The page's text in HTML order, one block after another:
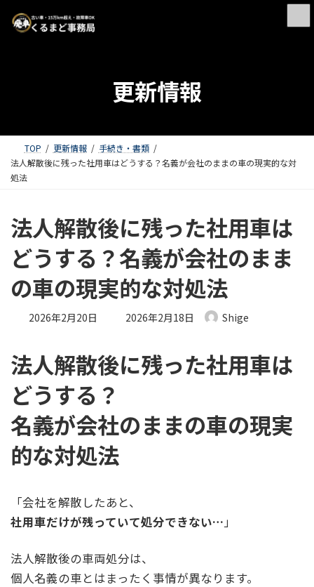
更新情報
TOP 更新情報
手続き・書類
法人解散後に残った社用車はどうする？名義が会社のままの車の現実的な対
処法
法人解散後に残った社用車は
どうする？名義が会社のまま
の車の現実的な対処法
2026年2月20日 最終更新日時 :
2026年2月18日 Shige
法人解散後に残った社用車は
どうする？
名義が会社のままの車の現実
的な対処法
「会社を解散したあと、
社用車だけが残っていて処分できない… 」
法人解散後の車両処分は、
個人名義の車とはまったく事情が異なります。